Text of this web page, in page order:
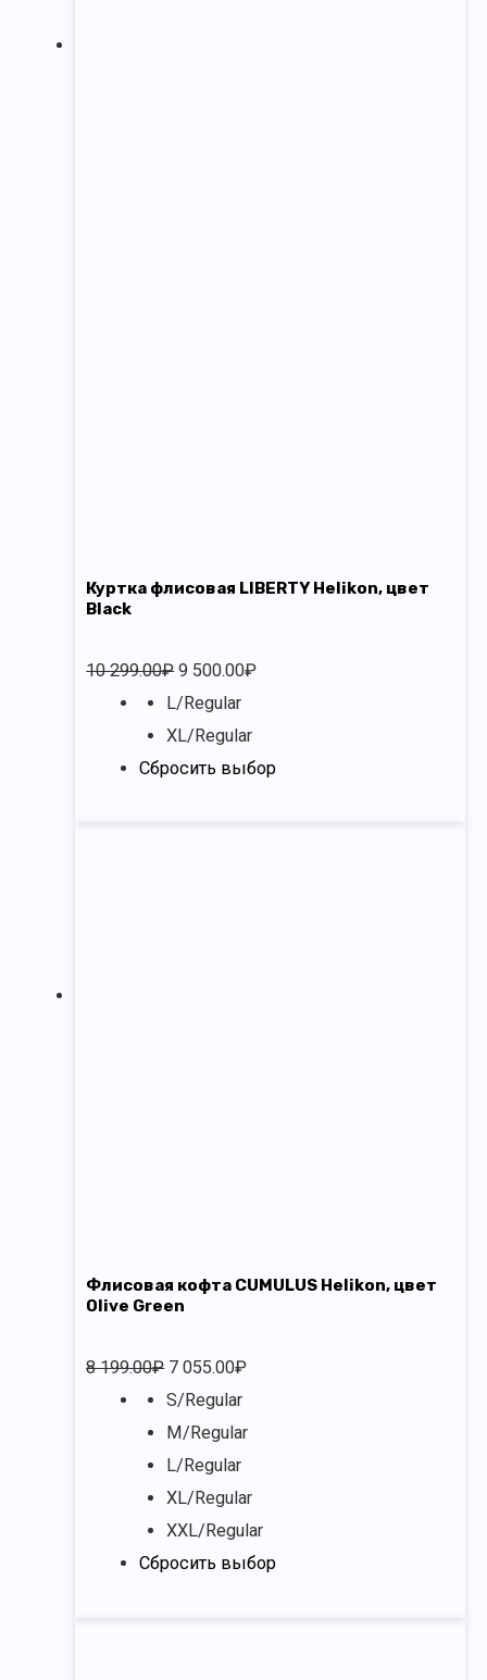
Куртка флисовая LIBERTY Helikon, цвет
Black
10 299.00₽ 9 500.00₽
L/Regular
XL/Regular
Сбросить выбор
Флисовая кофта CUMULUS Helikon, цвет
Olive Green
8 199.00₽ 7 055.00₽
S/Regular
M/Regular
L/Regular
XL/Regular
XXL/Regular
Сбросить выбор